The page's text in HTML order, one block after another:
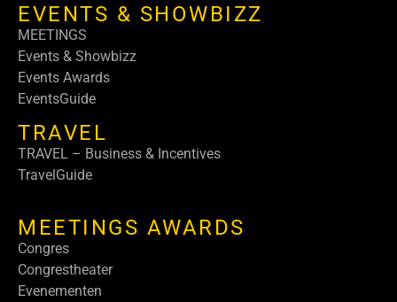
EVENTS & SHOWBIZZ
MEETINGS
Events & Showbizz
Events Awards
EventsGuide
TRAVEL
TRAVEL – Business & Incentives
TravelGuide
MEETINGS AWARDS
Congres
Congrestheater
Evenementen